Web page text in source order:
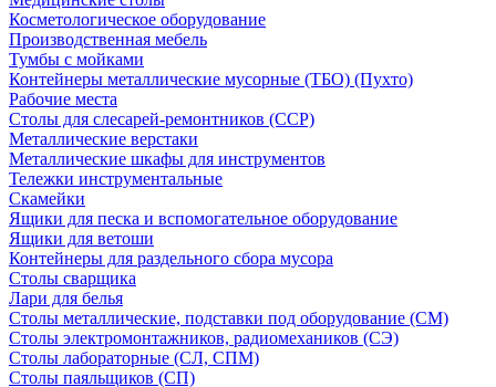
Косметологическое оборудование
Производственная мебель
Тумбы с мойками
Контейнеры металлические мусорные (ТБО) (Пухто)
Рабочие места
Столы для слесарей-ремонтников (ССР)
Металлические верстаки
Металлические шкафы для инструментов
Тележки инструментальные
Скамейки
Ящики для песка и вспомогательное оборудование
Ящики для ветоши
Контейнеры для раздельного сбора мусора
Столы сварщика
Лари для белья
Столы металлические, подставки под оборудование (СМ)
Столы электромонтажников, радиомехаников (СЭ)
Столы лабораторные (СЛ, СПМ)
Столы паяльщиков (СП)